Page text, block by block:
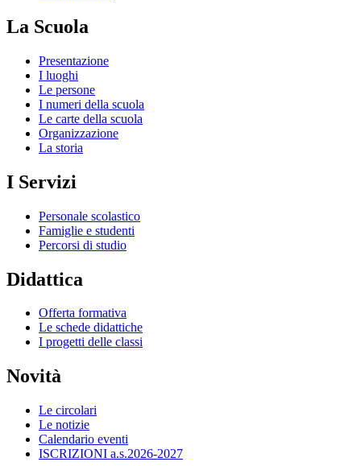
La Scuola
Presentazione
I luoghi
Le persone
I numeri della scuola
Le carte della scuola
Organizzazione
La storia
I Servizi
Personale scolastico
Famiglie e studenti
Percorsi di studio
Didattica
Offerta formativa
Le schede didattiche
I progetti delle classi
Novità
Le circolari
Le notizie
Calendario eventi
ISCRIZIONI a.s.2026-2027